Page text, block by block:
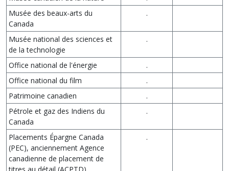
Musée des beaux-arts du
Canada
.
Musée national des sciences et
de la technologie
.
Office national de l'énergie
.
Office national du film
.
Patrimoine canadien
.
Pétrole et gaz des Indiens du
Canada
.
Placements Épargne Canada
(PEC), anciennement Agence
canadienne de placement de
.